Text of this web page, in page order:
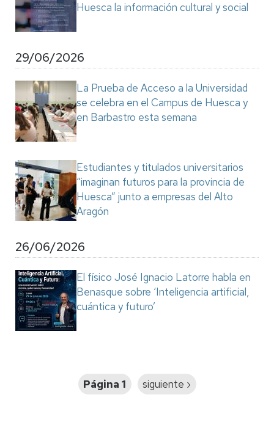
Huesca la información cultural y social
29/06/2026
La Prueba de Acceso a la Universidad
se celebra en el Campus de Huesca y
en Barbastro esta semana
Estudiantes y titulados universitarios
“imaginan futuros para la provincia de
Huesca” junto a empresas del Alto
Aragón
26/06/2026
El físico José Ignacio Latorre habla en
Benasque sobre ‘Inteligencia artificial,
cuántica y futuro’
Página 1
Siguiente
siguiente ›